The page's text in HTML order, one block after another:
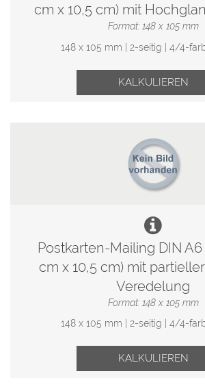
cm x 10,5 cm) mit
Format: 148 x 105 mm
148 x 105 mm | 2-seitig | 4/4-
KALKULIEREN
Postkarten-Mailing DIN A6
cm x 10,5 cm) mit
Veredelung
Format: 148 x 105 mm
148 x 105 mm | 2-seitig | 4/4-
KALKULIEREN